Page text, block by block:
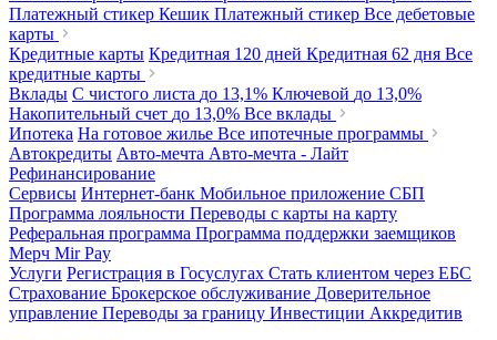
Платежный стикер Кешик Платежный стикер Все дебетовые
карты
Кредитные карты Кредитная 120 дней Кредитная 62 дня Все
кредитные карты
Вклады С чистого листа до 13,1% Ключевой до 13,0%
Накопительный счет до 13,0% Все вклады
Ипотека На готовое жилье Все ипотечные программы
Автокредиты Авто-мечта Авто-мечта - Лайт
Рефинансирование
Сервисы Интернет-банк Мобильное приложение СБП
Программа лояльности Переводы с карты на карту
Реферальная программа Программа поддержки заемщиков
Мерч Mir Pay
Услуги Регистрация в Госуслугах Стать клиентом через ЕБС
Страхование Брокерское обслуживание Доверительное
управление Переводы за границу Инвестиции Аккредитив